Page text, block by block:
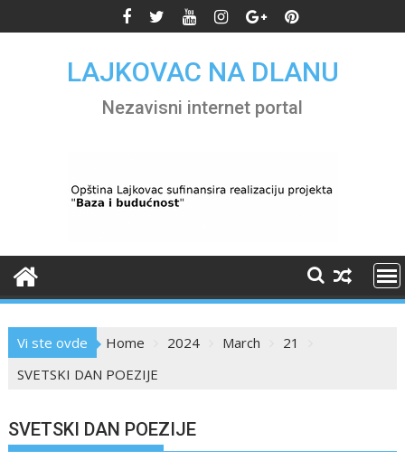
to
LAJKOVAC NA DLANU
Nezavisni internet portal
Vi ste ovde Home 2024 March
21
SVETSKI DAN POEZIJE
SVETSKI DAN POEZIJE